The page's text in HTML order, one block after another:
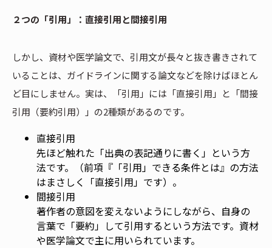
２つの「引用」：直接引用と間接引用
しかし、資材や医学論文で、引用文が長々と抜き書きされて
いることは、ガイドラインに関する論文などを除けばほとん
ど目にしません。実は、「引用」には「直接引用」と「間接
引用（要約引用）」の2種類があるのです。
直接引用
先ほど触れた「出典の表記通りに書く」という方
法です。（前項『「引用」できる条件とは』の方法
はまさしく「直接引用」です）。
間接引用
著作者の意図を変えないようにしながら、自身の
言葉で「要約」して引用するという方法です。資材
や医学論文で主に用いられています。